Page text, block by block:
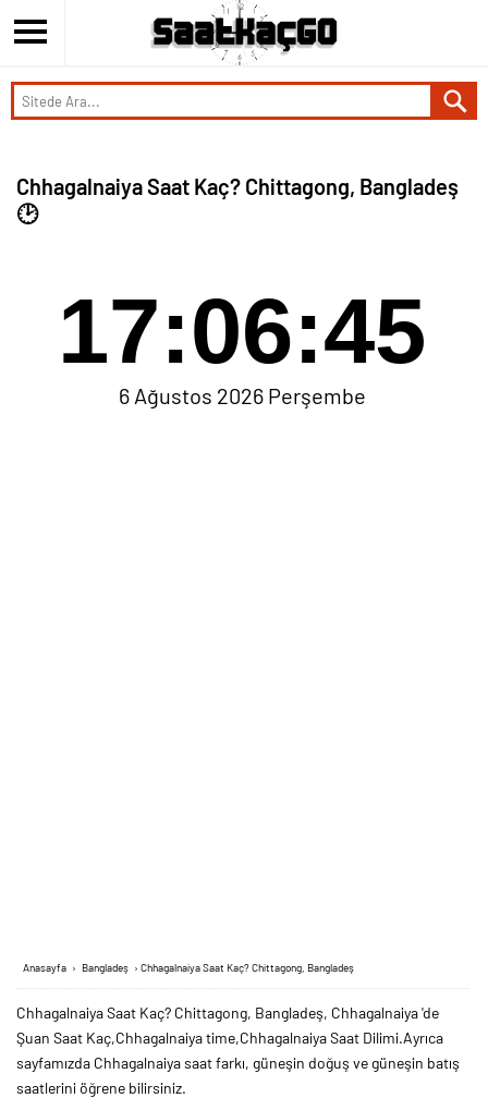
Chhagalnaiya Saat Kaç? Chittagong, Bangladeş
🕑
17:06:45
6 Ağustos 2026 Perşembe
Anasayfa › Bangladeş › Chhagalnaiya Saat Kaç? Chittagong, Bangladeş
Chhagalnaiya Saat Kaç? Chittagong, Bangladeş, Chhagalnaiya 'de
Şuan Saat Kaç,Chhagalnaiya time,Chhagalnaiya Saat Dilimi.Ayrıca
sayfamızda Chhagalnaiya saat farkı, güneşin doğuş ve güneşin batış
saatlerini öğrene bilirsiniz.